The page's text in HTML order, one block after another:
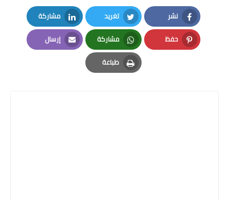
نشر
Facebook
تغريد
Twitter
مشاركة
LinkedIn
حفظ
Pinterest
مشاركة
Whatsapp
إرسال
Email
طباعة
Print